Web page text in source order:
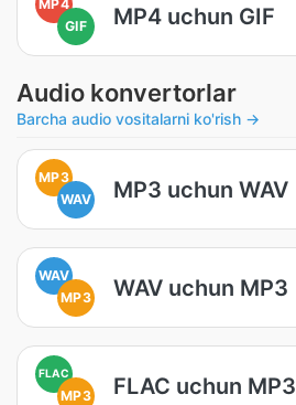
GIF
MP4 uchun GIF
Audio konvertorlar
Barcha audio vositalarni ko'rish →
MP3
WAV
MP3 uchun WAV
WAV
MP3
WAV uchun MP3
FLAC
MP3 FLAC uchun MP3